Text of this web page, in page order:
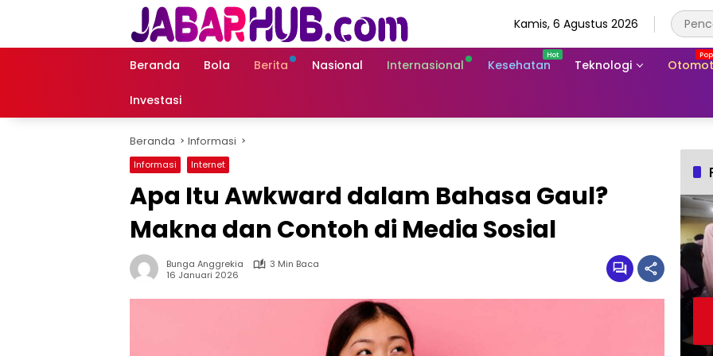
Kamis, 6 Agustus 2026
Beranda Bola Berita Nasional Internasional Kesehatan Teknologi
Investasi
Beranda Informasi
Informasi Internet
Apa Itu Awkward dalam Bahasa Gaul?
Makna dan Contoh di Media Sosial
Bunga Anggrekia
3 Min Baca
16 Januari 2026